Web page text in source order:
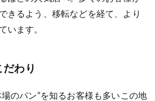
きるよう、移転などを経て、より
います。
わり
のパン”を知るお客様も多いこの地